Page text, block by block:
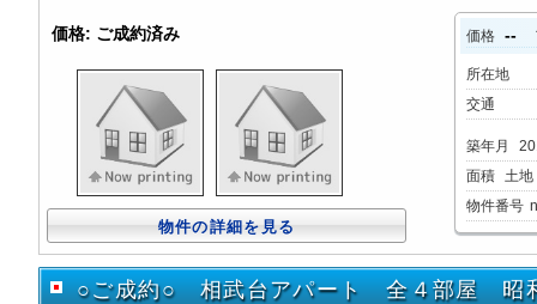
価格: ご成約済み
物件の詳細を見る
価格 --
所在地
交通
築年月
面積 土地
物件番号
○ご成約○ 相武台アパート 全４部屋 昭